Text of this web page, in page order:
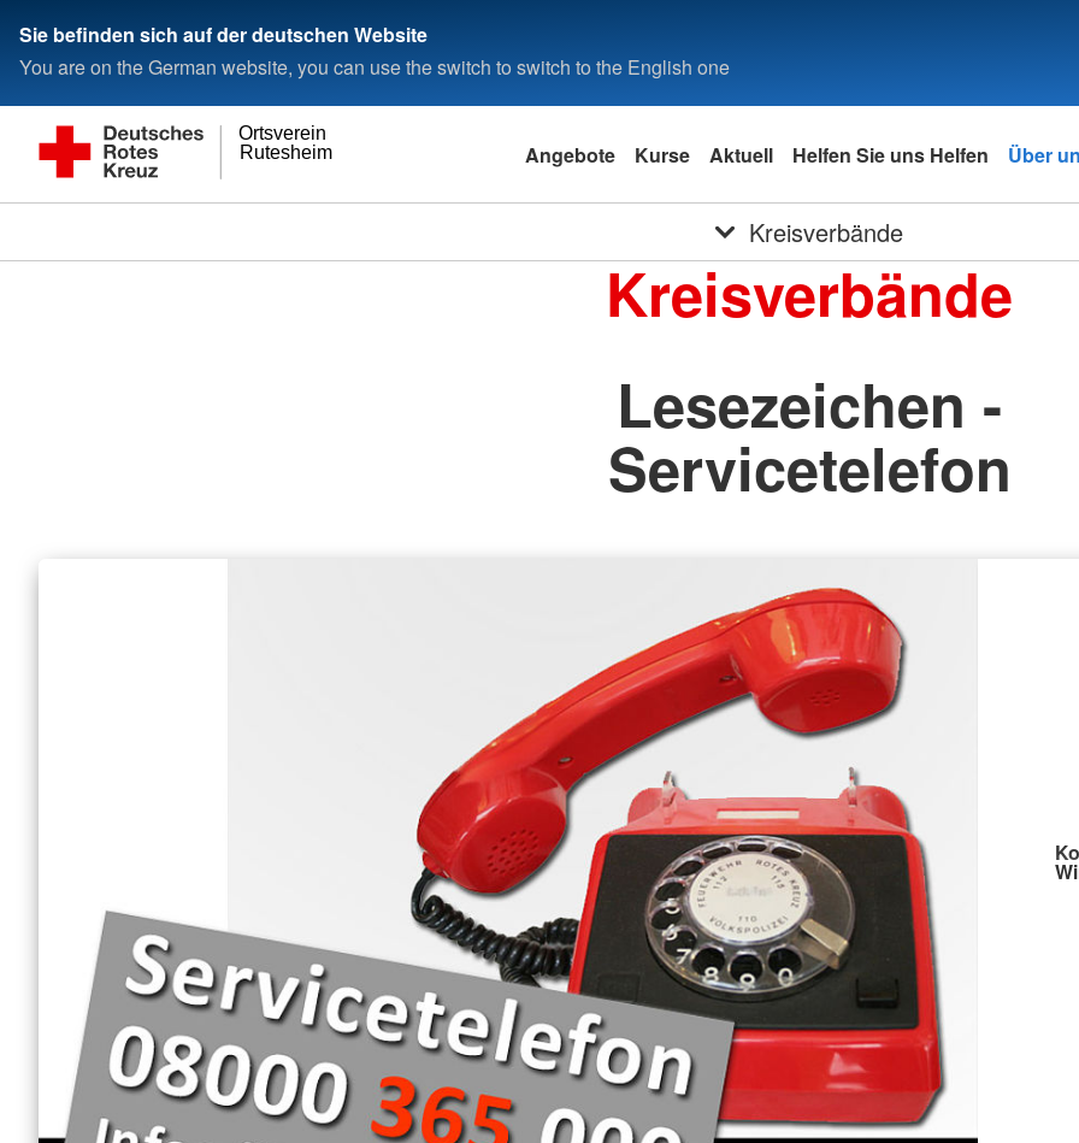
Sie befinden sich auf der deutschen Website
You are on the German website, you can use the switch to switch to the English one
Rutesheim
Ortsverein
Angebote Kurse Aktuell Helfen Sie uns Helfen Über
Kreisverbände
Kreisverbände
Lesezeichen -
Servicetelefon